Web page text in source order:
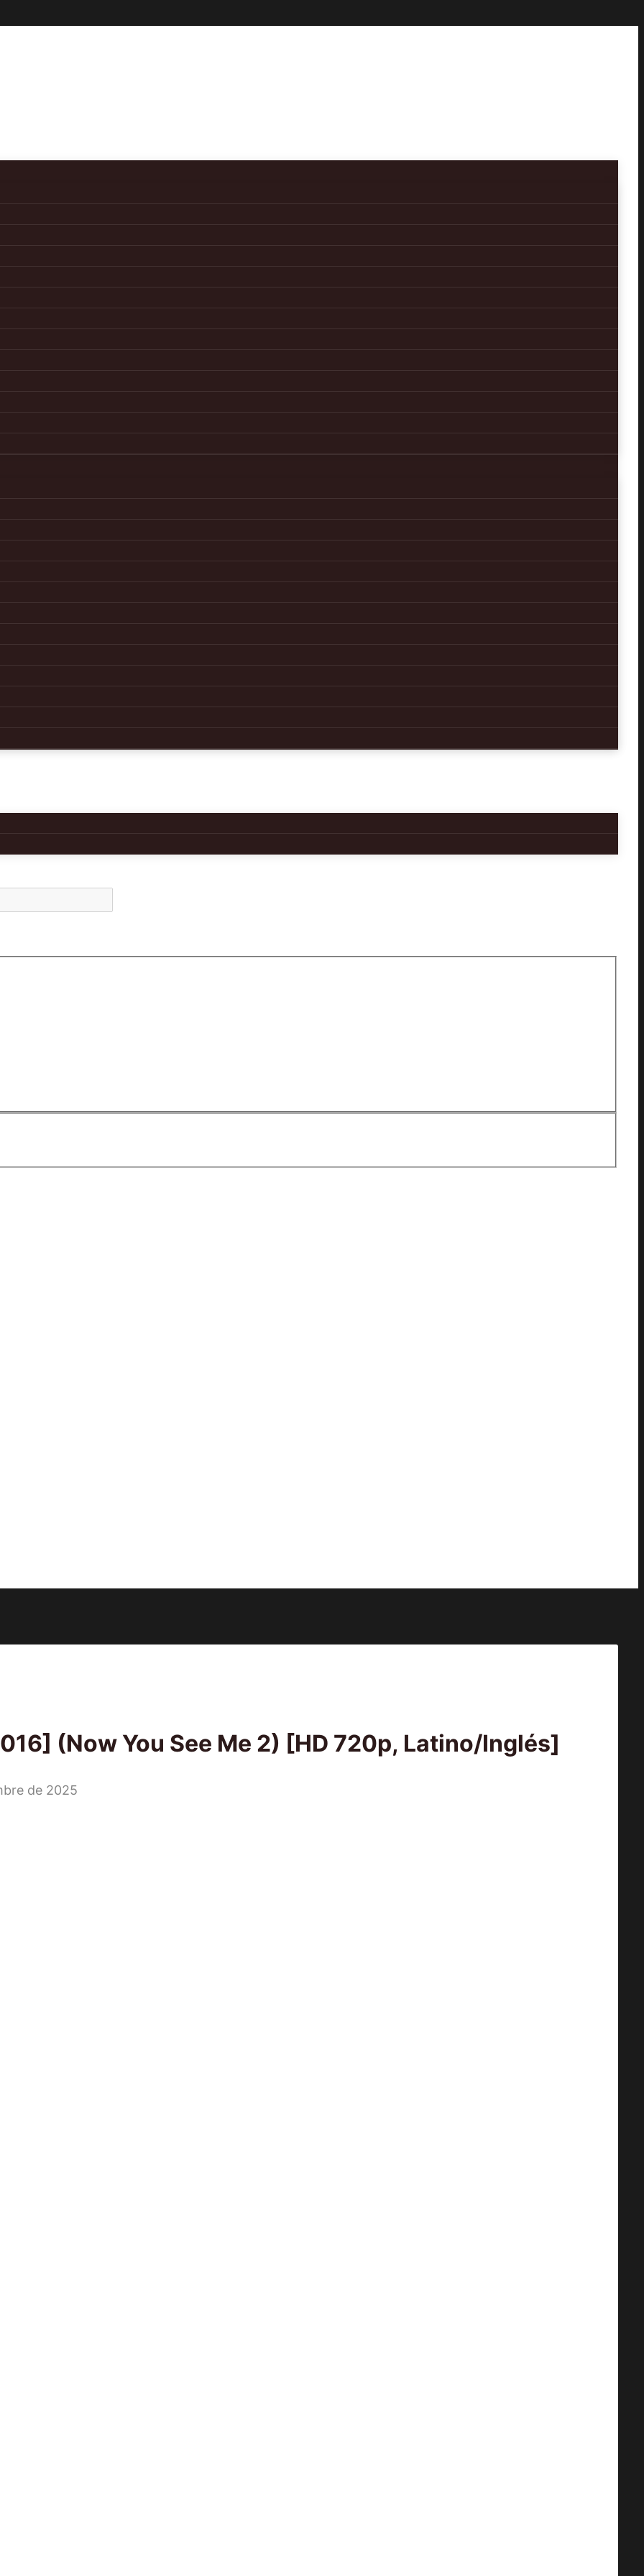
(Now You See Me 2) [HD 720p, Latino/Inglés]
de 2025